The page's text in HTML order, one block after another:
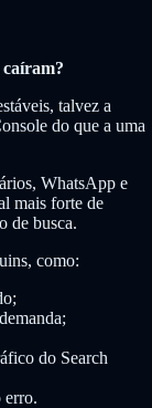
caíram?
talvez a
do que a uma
WhatsApp e
mais forte de
de busca.
como:
do Search
erro.